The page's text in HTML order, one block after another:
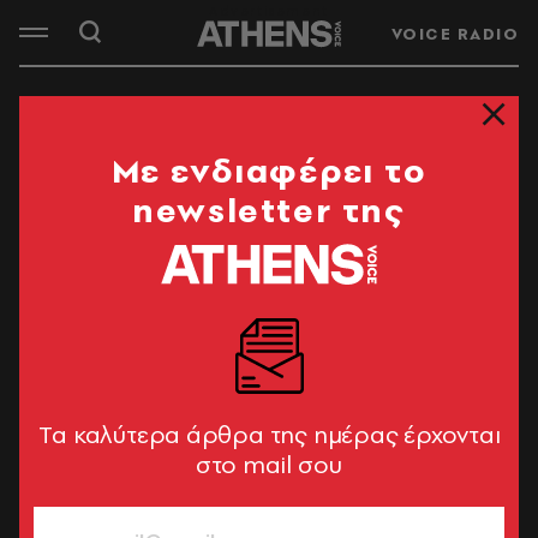
VOICE RADIO
Mε ενδιαφέρει το
newsletter της
Tα καλύτερα άρθρα της ημέρας έρχονται
στο mail σου